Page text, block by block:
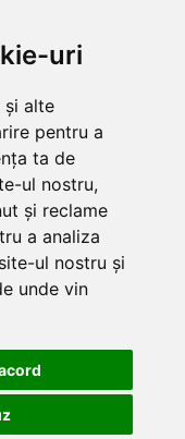
uri
și alte
pentru a
ta de
ul nostru,
și reclame
a analiza
ul nostru și
unde vin
concepe tratamente
a păstra și restabili
legale